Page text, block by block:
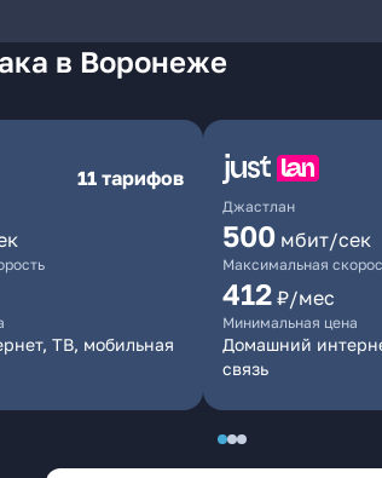
в Воронеже
11 тарифов
ТВ, мобильная
Джастлан
500 мбит/сек
Максимальная
412 ₽/мес
Минимальная цена
Домашний
связь